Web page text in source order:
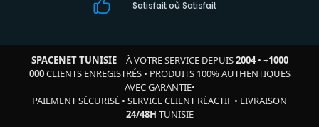
Satisfait où Satisfait
SPACENET TUNISIE– À VOTRE SERVICE DEPUIS2004• +1000
000CLIENTS ENREGISTRÉS• PRODUITS 100% AUTHENTIQUES
AVEC GARANTIE•
PAIEMENT SÉCURISÉ • SERVICE CLIENT RÉACTIF • LIVRAISON
24/48H TUNISIE